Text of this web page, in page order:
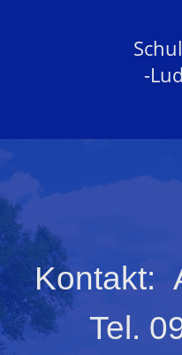
-
Kontakt:
Tel.